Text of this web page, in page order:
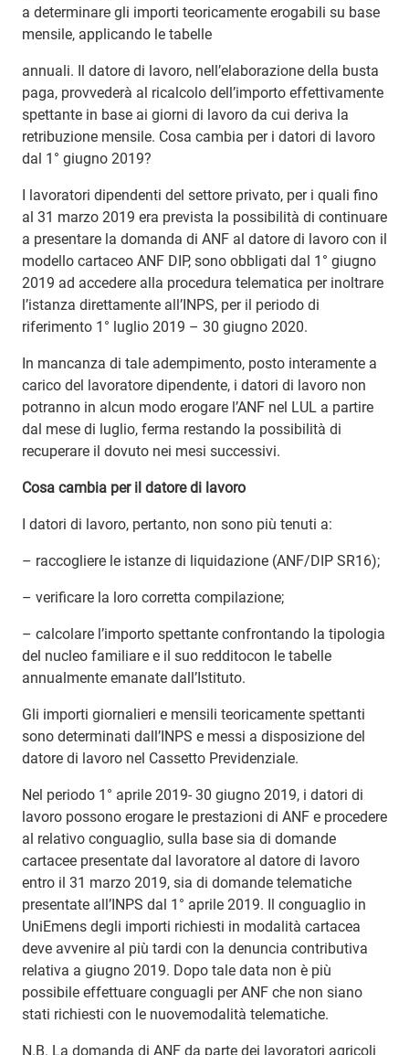
a determinare gli importi teoricamente erogabili su base
mensile, applicando le tabelle
annuali. Il datore di lavoro, nell’elaborazione della busta
paga, provvederà al ricalcolo dell’importo effettivamente
spettante in base ai giorni di lavoro da cui deriva la
retribuzione mensile. Cosa cambia per i datori di lavoro
dal 1° giugno 2019?
I lavoratori dipendenti del settore privato, per i quali fino
al 31 marzo 2019 era prevista la possibilità di continuare
a presentare la domanda di ANF al datore di lavoro con il
modello cartaceo ANF DIP, sono obbligati dal 1° giugno
2019 ad accedere alla procedura telematica per inoltrare
l’istanza direttamente all’INPS, per il periodo di
riferimento 1° luglio 2019 – 30 giugno 2020.
In mancanza di tale adempimento, posto interamente a
carico del lavoratore dipendente, i datori di lavoro non
potranno in alcun modo erogare l’ANF nel LUL a partire
dal mese di luglio, ferma restando la possibilità di
recuperare il dovuto nei mesi successivi.
Cosa cambia per il datore di lavoro
I datori di lavoro, pertanto, non sono più tenuti a:
– raccogliere le istanze di liquidazione (ANF/DIP SR16);
– verificare la loro corretta compilazione;
– calcolare l’importo spettante confrontando la tipologia
del nucleo familiare e il suo redditocon le tabelle
annualmente emanate dall’Istituto.
Gli importi giornalieri e mensili teoricamente spettanti
sono determinati dall’INPS e messi a disposizione del
datore di lavoro nel Cassetto Previdenziale.
Nel periodo 1° aprile 2019- 30 giugno 2019, i datori di
lavoro possono erogare le prestazioni di ANF e procedere
al relativo conguaglio, sulla base sia di domande
cartacee presentate dal lavoratore al datore di lavoro
entro il 31 marzo 2019, sia di domande telematiche
presentate all’INPS dal 1° aprile 2019. Il conguaglio in
UniEmens degli importi richiesti in modalità cartacea
deve avvenire al più tardi con la denuncia contributiva
relativa a giugno 2019. Dopo tale data non è più
possibile effettuare conguagli per ANF che non siano
stati richiesti con le nuovemodalità telematiche.
N.B. La domanda di ANF da parte dei lavoratori agricoli